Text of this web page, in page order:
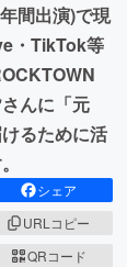
り・地域活性化
Social Good
ふるさと納税
間出演)で現
・TikTok等
んに「元
るために活
シェア
URLコピー
QRコード